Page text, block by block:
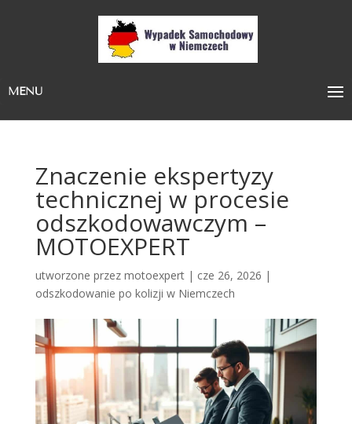
MENU
Znaczenie ekspertyzy
technicznej w procesie
odszkodowawczym –
MOTOEXPERT
utworzone przez motoexpert| cze 26, 2026 |
odszkodowanie po kolizji w Niemczech